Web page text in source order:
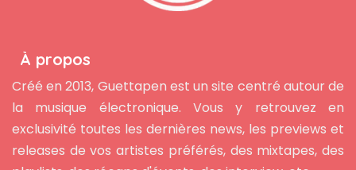
À propos
Créé en 2013, Guettapen est un site centré autour de
la musique électronique. Vous y retrouvez en
exclusivité toutes les dernières news, les previews et
releases de vos artistes préférés, des mixtapes, des